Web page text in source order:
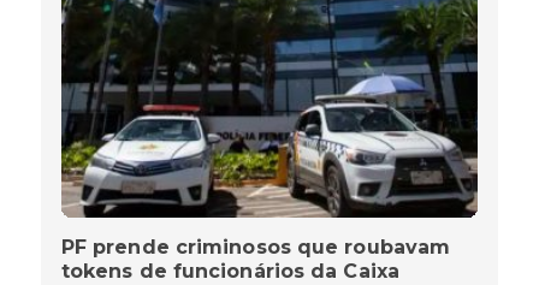
PF prende criminosos que roubavam
tokens de funcionários da Caixa